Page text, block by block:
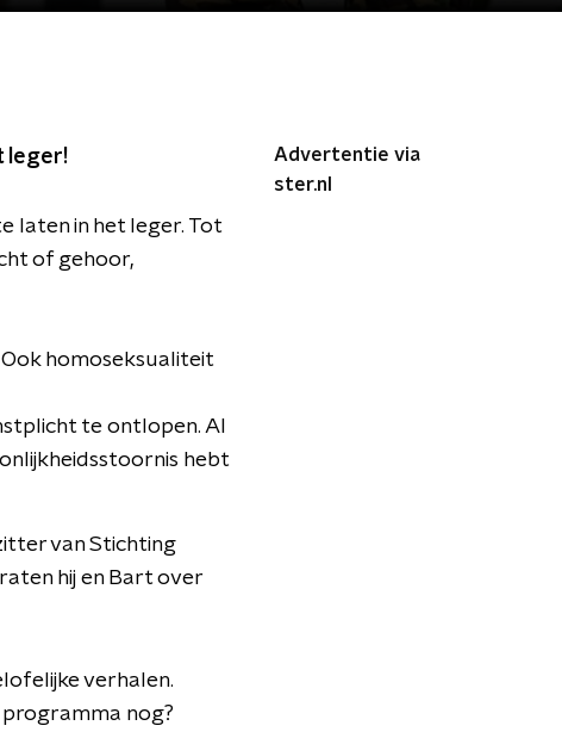
leger!
laten in het leger. Tot
of gehoor,
homoseksualiteit
te ontlopen. Al
hebt
van Stichting
hij en Bart over
verhalen.
programma nog?
Advertentie via
ster.nl